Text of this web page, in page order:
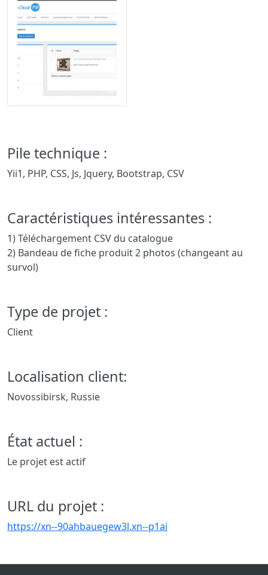
Pile technique :
Yii1, PHP, CSS, Js, Jquery, Bootstrap, CSV
Caractéristiques intéressantes :
1) Téléchargement CSV du catalogue
2) Bandeau de fiche produit 2 photos (changeant au
survol)
Type de projet :
Client
Localisation client:
Novossibirsk, Russie
État actuel :
Le projet est actif
URL du projet :
https://xn--90ahbauegew3l.xn--p1ai